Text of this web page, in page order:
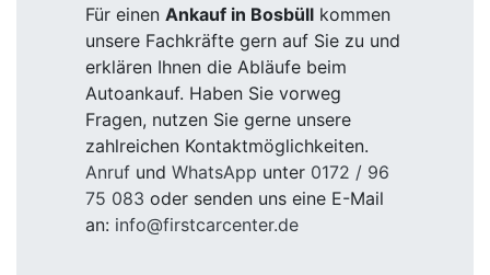
Für einen Ankauf in Bosbüll kommen
unsere Fachkräfte gern auf Sie zu und
erklären Ihnen die Abläufe beim
Autoankauf. Haben Sie vorweg
Fragen, nutzen Sie gerne unsere
zahlreichen Kontaktmöglichkeiten.
Anruf und WhatsApp unter 0172 / 96
75 083 oder senden uns eine E-Mail
an: info@firstcarcenter.de